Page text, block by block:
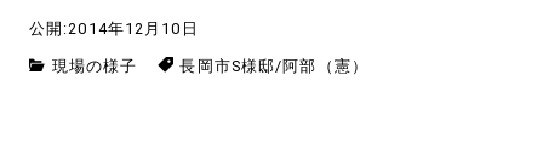
公開:2014年12月10日
現場の様子 長岡市S様邸/阿部（憲）